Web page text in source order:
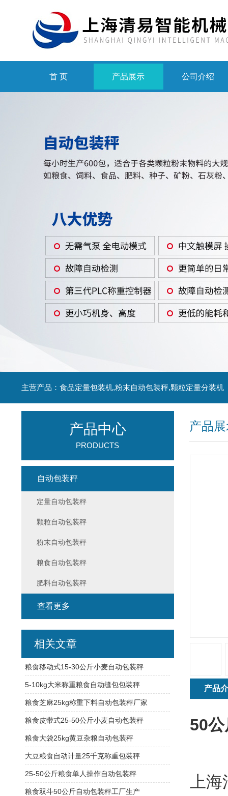
首 页 产品展示 公司介绍
主营产品：食品定量包装机,粉末自动包装秤,颗粒定量分装机
产品
产品
50
上
产品中心
PRODUCTS
自动包装秤
定量自动包装秤
颗粒自动包装秤
粉末自动包装秤
粮食自动包装秤
肥料自动包装秤
查看更多
相关文章
粮食移动式15-30公斤小麦自动包装秤
5-10kg大米称重粮食自动缝包包装秤
粮食芝麻25kg称重下料自动包装秤厂家
粮食皮带式25-50公斤小麦自动包装秤
粮食大袋25kg黄豆杂粮自动包装秤
大豆粮食自动计量25千克称重包装秤
25-50公斤粮食单人操作自动包装秤
粮食双斗50公斤自动包装秤工厂生产